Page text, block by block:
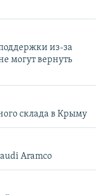
из-за
могут вернуть
склада в Крыму
Aramco